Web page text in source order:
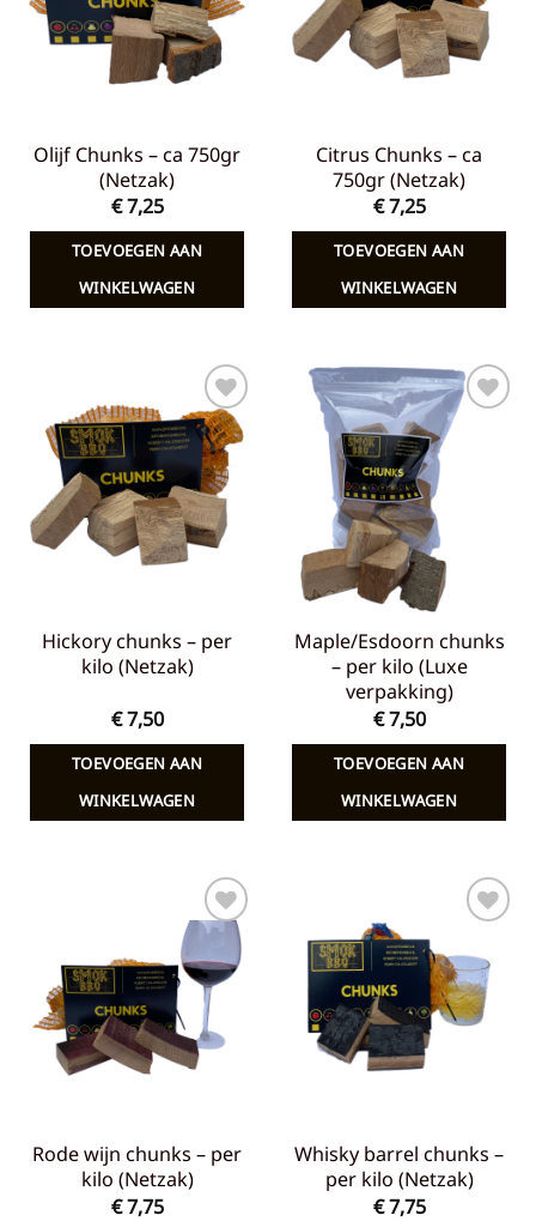
Olijf Chunks – ca 750gr
(Netzak)
€7,25
TOEVOEGEN AAN
WINKELWAGEN
Citrus Chunks – ca
750gr (Netzak)
€7,25
TOEVOEGEN AAN
WINKELWAGEN
Toevoegen
aan
verlanglijst
Hickory chunks – per
kilo (Netzak)
€7,50
TOEVOEGEN AAN
WINKELWAGEN
Toevoegen
verlanglijst
Maple/Esdoorn chunks
– per kilo (Luxe
verpakking)
€7,50
TOEVOEGEN AAN
WINKELWAGEN
Toevoegen
aan
verlanglijst
Rode wijn chunks – per
kilo (Netzak)
€7,75
Toevoegen
aan
verlanglijst
Whisky barrel chunks –
per kilo (Netzak)
€7,75